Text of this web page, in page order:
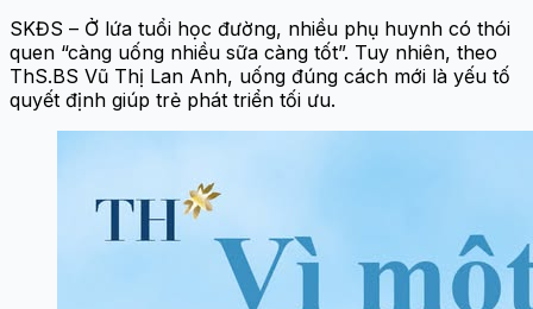
SKĐS – Ở lứa tuổi học đường, nhiều phụ huynh có thói
quen “càng uống nhiều sữa càng tốt”. Tuy nhiên, theo
ThS.BS Vũ Thị Lan Anh, uống đúng cách mới là yếu tố
quyết định giúp trẻ phát triển tối ưu.